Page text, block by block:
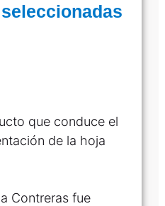
que conduce el
de la hoja
Contreras fue